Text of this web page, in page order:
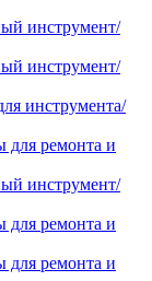
инструмент/
инструмент/
инструмента/
для ремонта и
инструмент/
для ремонта и
для ремонта и